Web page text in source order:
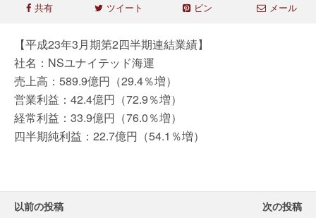
共有 ツイート ピン メール
【平成23年3月期第2四半期連結業績】
社名：NSユナイテッド海運
売上高：589.9億円（29.4％増）
営業利益：42.4億円（72.9％増）
経常利益：33.9億円（76.0％増）
四半期純利益：22.7億円（54.1％増）
以前の投稿 次の投稿